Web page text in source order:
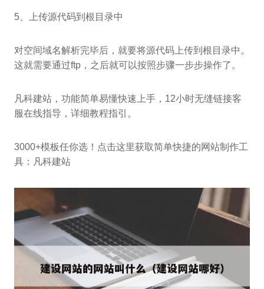
5、上传源代码到根目录中
对空间域名解析完毕后，就要将源代码上传到根目录中。
这就需要通过ftp，之后就可以按照步骤一步步操作了。
凡科建站，功能简单易懂快速上手，12小时无缝链接客
服在线指导，详细教程指引。
3000+模板任你选！点击这里获取简单快捷的网站制作工
具：凡科建站